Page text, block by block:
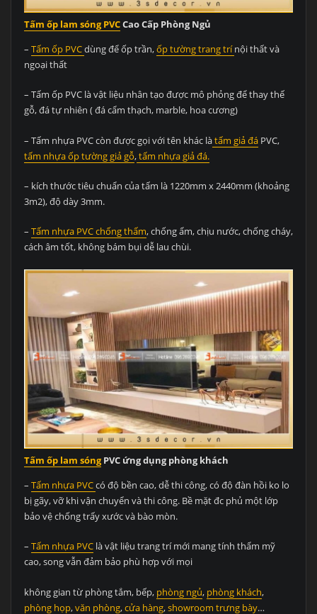
Tấm ốp lam sóng PVCCao Cấp Phòng Ngủ
– Tấm ốp PVCdùng để ốp trần,ốp tường trang trínội thất và
ngoại thất
– Tấm ốp PVC là vật liệu nhân tạo được mô phỏng để thay thế
gỗ, đá tự nhiên ( đá cẩm thạch, marble, hoa cương)
– Tấm nhựa PVC còn được gọi với tên khác làtấm giả đáPVC,
tấm nhựa ốp tường giả gỗ,tấm nhựa giả đá.
– kích thước tiêu chuẩn của tấm là 1220mm x 2440mm (khoảng
3m2), độ dày 3mm.
– Tấm nhựa PVC chống thấm, chống ẩm, chịu nước, chống cháy,
cách âm tốt, không bám bụi dễ lau chùi.
Tấm ốp lam sóngPVC ứng dụng phòng khách
– Tấm nhựa PVCcó độ bền cao, dễ thi công, có độ đàn hồi ko lo
bị gãy, vỡ khi vận chuyển và thi công. Bề mặt đc phủ một lớp
bảo vệ chống trấy xước và bào mòn.
– Tấm nhựa PVClà vật liệu trang trí mới mang tính thẩm mỹ
cao, song vẫn đảm bảo phù hợp với mọi
không gian từ phòng tắm, bếp, phòng ngủ, phòng khách,
phòng họp,văn phòng,cửa hàng,showroom trưng bày…